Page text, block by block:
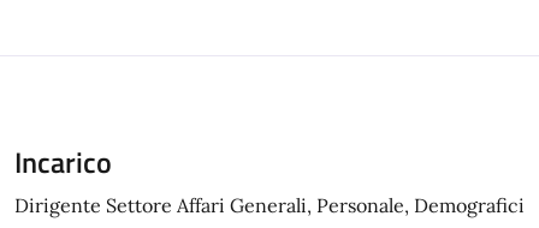
Incarico
Dirigente Settore Affari Generali, Personale, Demografici